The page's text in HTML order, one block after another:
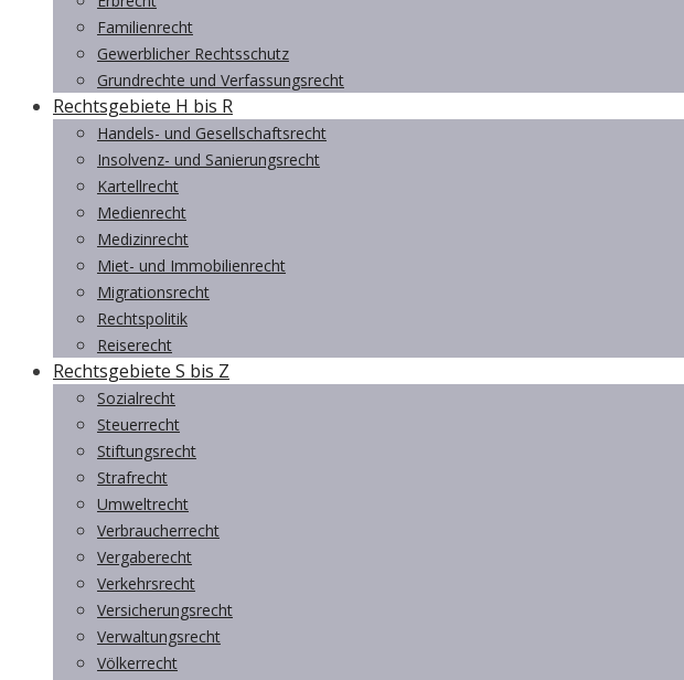
Familienrecht
Gewerblicher Rechtsschutz
Grundrechte und Verfassungsrecht
Rechtsgebiete H bis R
Handels- und Gesellschaftsrecht
Insolvenz- und Sanierungsrecht
Kartellrecht
Medienrecht
Medizinrecht
Miet- und Immobilienrecht
Migrationsrecht
Rechtspolitik
Reiserecht
Rechtsgebiete S bis Z
Sozialrecht
Steuerrecht
Stiftungsrecht
Strafrecht
Umweltrecht
Verbraucherrecht
Vergaberecht
Verkehrsrecht
Versicherungsrecht
Verwaltungsrecht
Völkerrecht